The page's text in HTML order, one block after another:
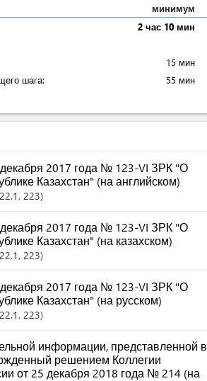
минимум
2 час 10 мин
15 мин
шага:
55 мин
декабря 2017 года № 123-VI ЗРК "О
Казахстан" (на английском)
, 223
декабря 2017 года № 123-VI ЗРК "О
Казахстан" (на казахском)
, 223
декабря 2017 года № 123-VI ЗРК "О
Казахстан" (на русском)
, 223
информации, представленной в
решением Коллегии
от 25 декабря 2018 года № 214 (на